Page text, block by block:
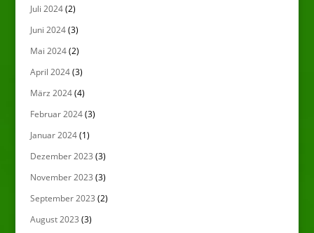
Juli 2024(2)
Juni 2024(3)
Mai 2024(2)
April 2024(3)
März 2024(4)
Februar 2024(3)
Januar 2024(1)
Dezember 2023 (3)
November 2023 (3)
September 2023 (2)
August 2023 (3)